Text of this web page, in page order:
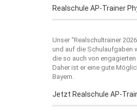
Realschule AP-Trainer
Unser “Realschultrainer 2026
und auf die Schulaufgaben
die so auch von
Daher ist er eine gute
Bayern.
Jetzt Realschule AP-